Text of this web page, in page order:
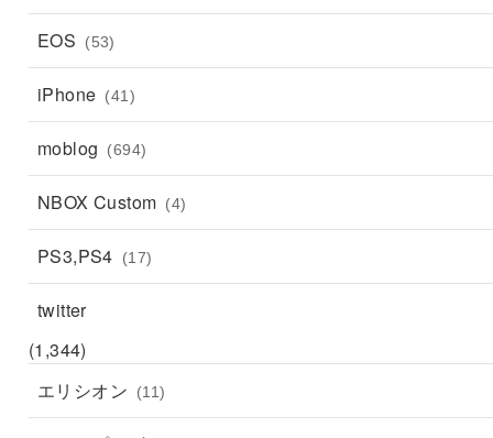
EOS (53)
iPhone (41)
moblog (694)
NBOX Custom (4)
PS3,PS4 (17)
twitter
(1,344)
エリシオン
(11)